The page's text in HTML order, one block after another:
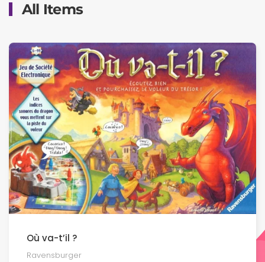
All Items
Où va-t’il ?
Ravensburger